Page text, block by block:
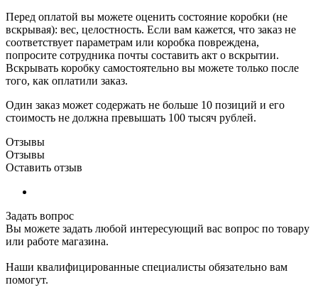
Перед оплатой вы можете оценить состояние коробки (не
вскрывая): вес, целостность. Если вам кажется, что заказ не
соответствует параметрам или коробка повреждена,
попросите сотрудника почты составить акт о вскрытии.
Вскрывать коробку самостоятельно вы можете только после
того, как оплатили заказ.
Один заказ может содержать не больше 10 позиций и его
стоимость не должна превышать 100 тысяч рублей.
Отзывы
Отзывы
Оставить отзыв
Задать вопрос
Вы можете задать любой интересующий вас вопрос по товару
или работе магазина.
Наши квалифицированные специалисты обязательно вам
помогут.